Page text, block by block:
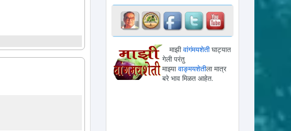
माझीवांगंमयशेतीघाट्यात
गेली परंतु
माझ्यावाङ्मयशेतीला मात्र
बरे भाव मिळत आहेत.